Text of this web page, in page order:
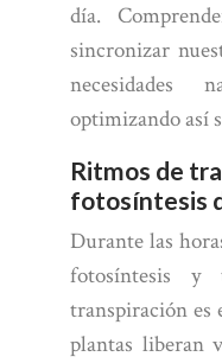
día.
sincronizar
necesidades
optimizando así
Ritmos de
fotosíntesis
Durante las
fotosíntesis y
transpiración es
plantas liberan